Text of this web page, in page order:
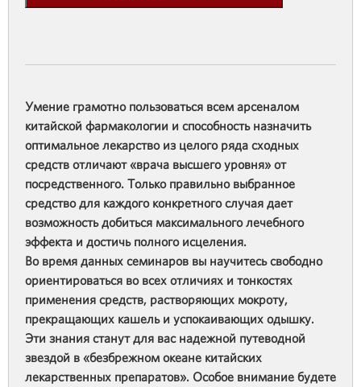
Умение грамотно пользоваться всем арсеналом
китайской фармакологии и способность назначить
оптимальное лекарство из целого ряда сходных
средств отличают «врача высшего уровня» от
посредственного. Только правильно выбранное
средство для каждого конкретного случая дает
возможность добиться максимального лечебного
эффекта и достичь полного исцеления.
Во время данных семинаров вы научитесь свободно
ориентироваться во всех отличиях и тонкостях
применения средств, растворяющих мокроту,
прекращающих кашель и успокаивающих одышку.
Эти знания станут для вас надежной путеводной
звездой в «безбрежном океане китайских
лекарственных препаратов». Особое внимание будете